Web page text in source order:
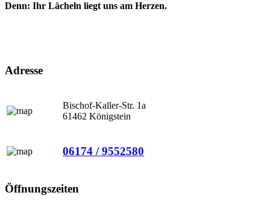
Denn: Ihr Lächeln liegt uns am Herzen.
Adresse
Bischof-Kaller-Str. 1a
61462 Königstein
06174 / 9552580
Öffnungszeiten